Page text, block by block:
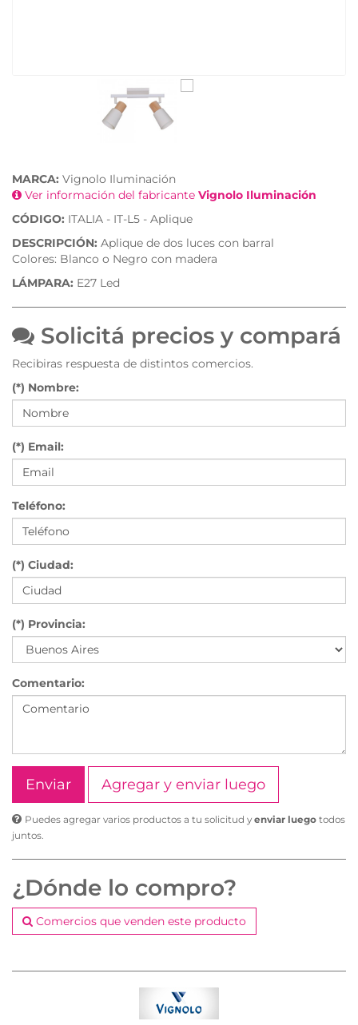
MARCA: Vignolo Iluminación
Ver información del fabricante Vignolo Iluminación
CÓDIGO: ITALIA - IT-L5 - Aplique
DESCRIPCIÓN: Aplique de dos luces con barral
Colores: Blanco o Negro con madera
LÁMPARA: E27 Led
Solicitá precios y compará
Recibiras respuesta de distintos comercios.
(*) Nombre:
(*) Email:
Teléfono:
(*) Ciudad:
(*) Provincia:
Comentario:
Agregar y enviar luego
Puedes agregar varios productos a tu solicitud y enviar luego todos
juntos.
¿Dónde lo compro?
Comercios que venden este producto